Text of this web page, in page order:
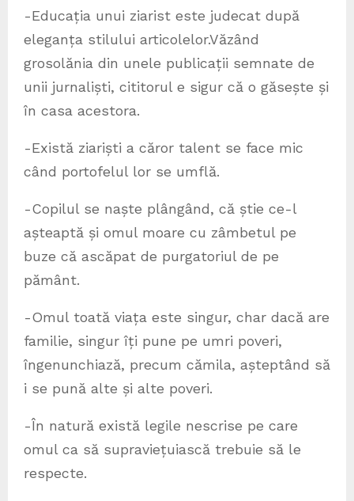
-Educația unui ziarist este judecat după
eleganța stilului articolelor.Văzând
grosolănia din unele publicații semnate de
unii jurnaliști, cititorul e sigur că o găsește și
în casa acestora.
-Există ziariști a căror talent se face mic
când portofelul lor se umflă.
-Copilul se naște plângând, că știe ce-l
așteaptă și omul moare cu zâmbetul pe
buze că ascăpat de purgatoriul de pe
pământ.
-Omul toată viața este singur, char dacă are
familie, singur îți pune pe umri poveri,
îngenunchiază, precum cămila, așteptând să
i se pună alte și alte poveri.
-În natură există legile nescrise pe care
omul ca să supraviețuiască trebuie să le
respecte.